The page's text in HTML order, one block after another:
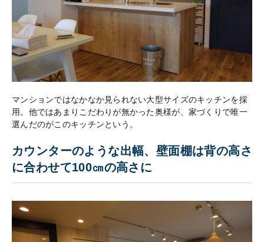
マンションではなかなか見られない大型サイズのキッチンを採
用。他ではあまりこだわりが無かった奥様が、家づくりで唯一
選んだのがこのキッチンという。
カウンターのような出幅、壁面棚は背の高さ
に合わせて100㎝の高さに